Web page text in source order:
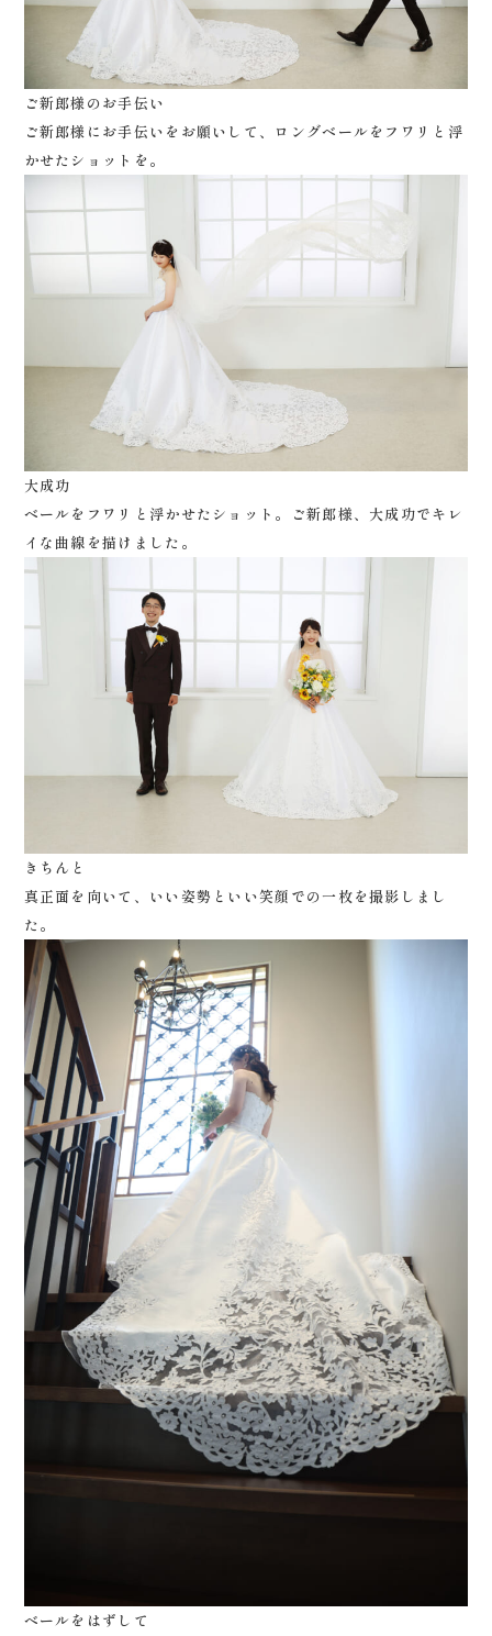
ご新郎様のお手伝い
ご新郎様にお手伝いをお願いして、ロングベールをフワリと浮
かせたショットを。
大成功
ベールをフワリと浮かせたショット。ご新郎様、大成功でキレ
イな曲線を描けました。
きちんと
真正面を向いて、いい姿勢といい笑顔での一枚を撮影しまし
た。
ベールをはずして